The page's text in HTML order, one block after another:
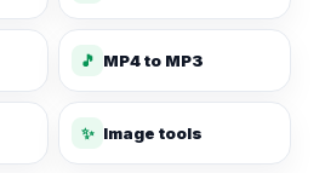
🎵 MP4 to MP3
✨ Image tools